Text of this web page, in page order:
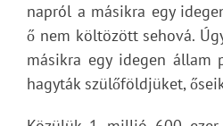
napról a másikra egy
ő nem költözött sehová.
másikra egy idegen állam
hagyták szülőföldjüket,